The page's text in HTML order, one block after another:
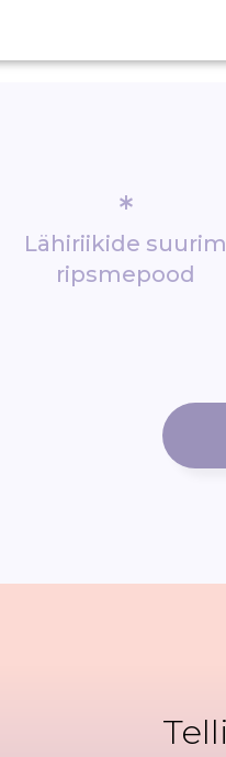
*
Lähiriikide suurim
ripsmepood